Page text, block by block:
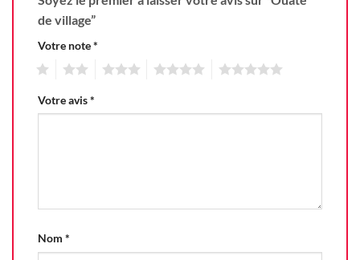
de village”
Votre note*
Votre avis*
Nom *